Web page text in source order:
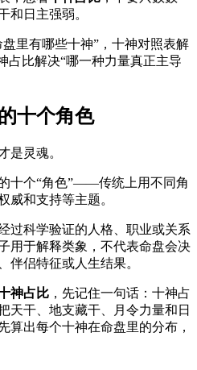
和日主强弱。
里有哪些十神”，十神对照表解
占比解决“哪一种力量真正主导
十个角色
是灵魂。
十个“角色”——传统上用不同角
威和支持等主题。
过科学验证的人格、职业或关系
用于解释类象，不代表命盘会决
伴侣特征或人生结果。
神占比 ，先记住一句话：十神占
天干、地支藏干、月令力量和日
算出每个十神在命盘里的分布，